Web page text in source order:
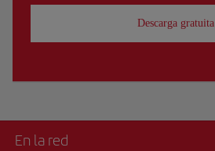
Descarga gratuita
En la red